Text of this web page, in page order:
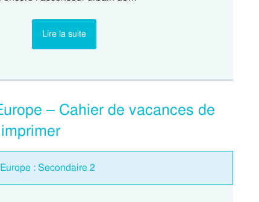
Lire la suite
– Cahier de vacances de
: Secondaire 2